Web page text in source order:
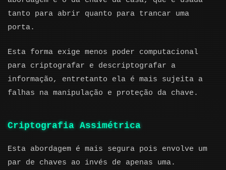
tanto para abrir quanto para trancar uma
porta.
Esta forma exige menos poder computacional
para criptografar e descriptografar a
informação, entretanto ela é mais sujeita a
falhas na manipulação e proteção da chave.
Criptografia Assimétrica
Esta abordagem é mais segura pois envolve um
par de chaves ao invés de apenas uma.